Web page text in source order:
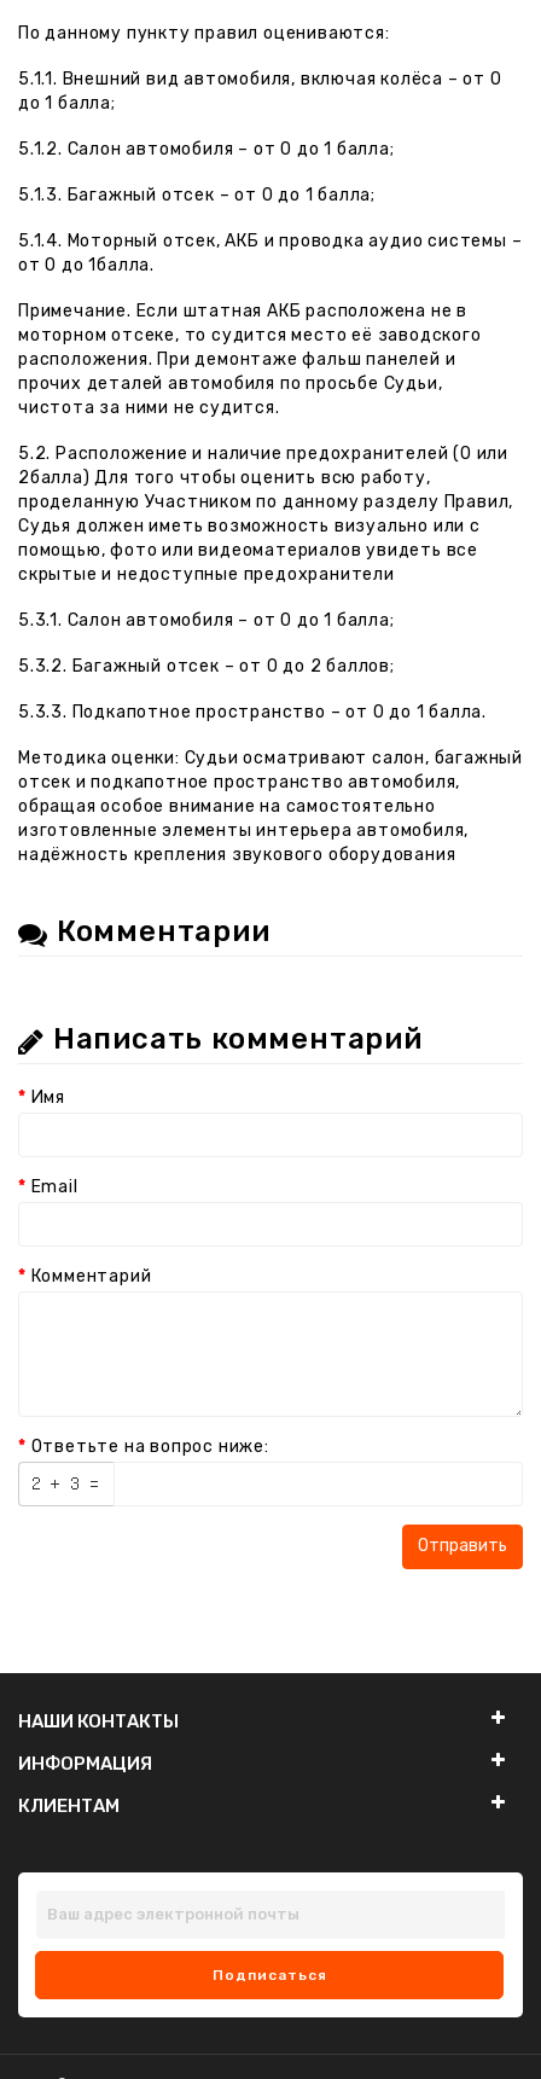
По данному пункту правил оцениваются:
5.1.1. Внешний вид автомобиля, включая колёса – от 0
до 1 балла;
5.1.2. Салон автомобиля – от 0 до 1 балла;
5.1.3. Багажный отсек – от 0 до 1 балла;
5.1.4. Моторный отсек, АКБ и проводка аудио системы –
от 0 до 1балла.
Примечание. Если штатная АКБ расположена не в
моторном отсеке, то судится место её заводского
расположения. При демонтаже фальш панелей и
прочих деталей автомобиля по просьбе Судьи,
чистота за ними не судится.
5.2. Расположение и наличие предохранителей (0 или
2балла) Для того чтобы оценить всю работу,
проделанную Участником по данному разделу Правил,
Судья должен иметь возможность визуально или с
помощью, фото или видеоматериалов увидеть все
скрытые и недоступные предохранители
5.3.1. Салон автомобиля – от 0 до 1 балла;
5.3.2. Багажный отсек – от 0 до 2 баллов;
5.3.3. Подкапотное пространство – от 0 до 1 балла.
Методика оценки: Судьи осматривают салон, багажный
отсек и подкапотное пространство автомобиля,
обращая особое внимание на самостоятельно
изготовленные элементы интерьера автомобиля,
надёжность крепления звукового оборудования
Комментарии
Написать комментарий
Имя
Email
Комментарий
Ответьте на вопрос ниже:
Отправить
НАШИ КОНТАКТЫ
ИНФОРМАЦИЯ
КЛИЕНТАМ
Подписаться